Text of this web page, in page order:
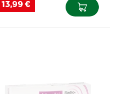
13,99 €